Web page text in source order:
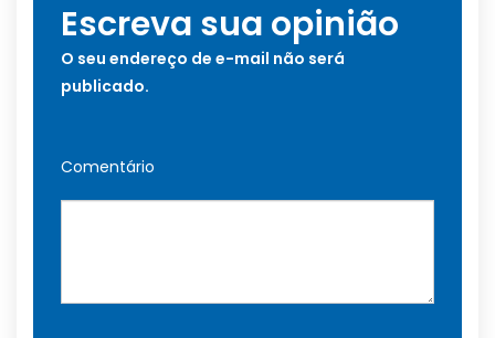
Escreva sua opinião
O seu endereço de e-mail não será
publicado.
Comentário